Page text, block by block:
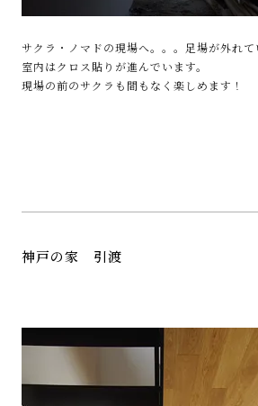
サクラ・ノマドの現場へ。。。足場が外れて
室内はクロス貼りが進んでいます。
現場の前のサクラも間もなく楽しめます！
神戸の家 引渡